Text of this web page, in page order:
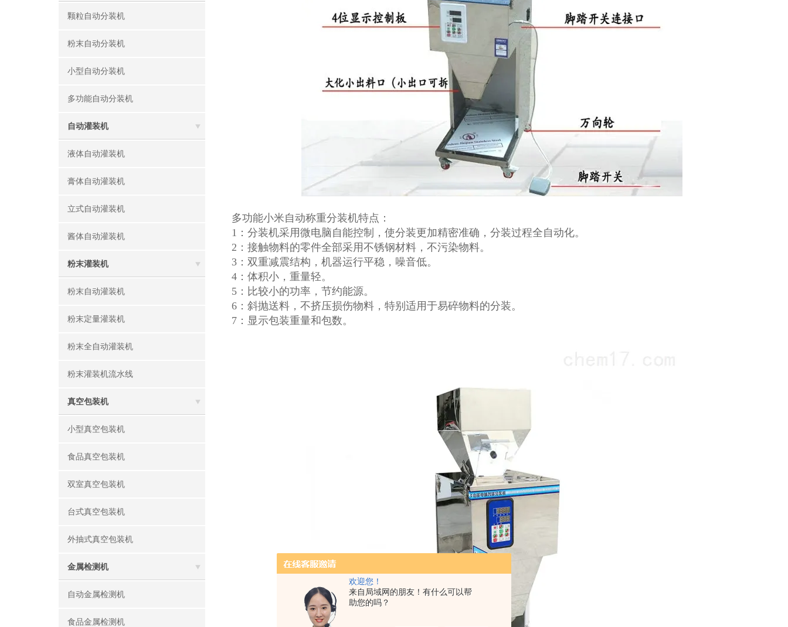
欢迎您！
来自局域网的朋友！有什么可以帮
助您的吗？
颗粒自动分装机
粉末自动分装机
小型自动分装机
多功能自动分装机
自动灌装机
液体自动灌装机
膏体自动灌装机
立式自动灌装机
酱体自动灌装机
粉末灌装机
粉末自动灌装机
粉末定量灌装机
粉末全自动灌装机
粉末灌装机流水线
真空包装机
小型真空包装机
食品真空包装机
双室真空包装机
台式真空包装机
外抽式真空包装机
金属检测机
自动金属检测机
食品金属检测机
多功能小米自动称重分装机特点：
1：分装机采用微电脑自能控制，使分装更加精密准确，分装过程全自动化。
2：接触物料的零件全部采用不锈钢材料，不污染物料。
3：双重减震结构，机器运行平稳，噪音低。
4：体积小，重量轻。
5：比较小的功率，节约能源。
6：斜抛送料，不挤压损伤物料，特别适用于易碎物料的分装。
7：显示包装重量和包数。